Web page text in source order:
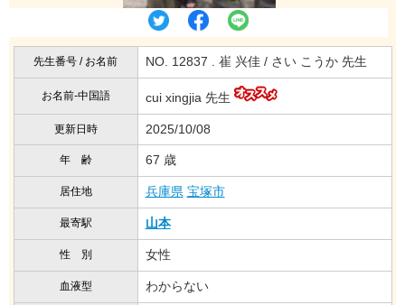
先生番号 / お名前 NO. 12837 . 崔 兴佳 / さい こうか 先生
お名前-中国語 cui xingjia 先生
更新日時 2025/10/08
年 齢 67 歳
居住地 兵庫県 宝塚市
最寄駅 山本
性 別 女性
血液型 わからない